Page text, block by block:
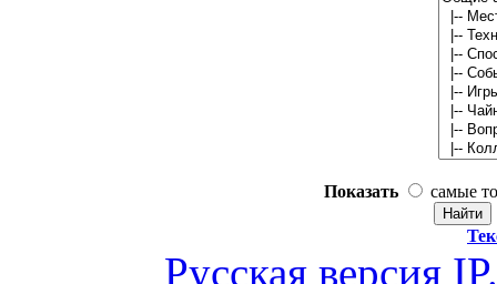
Показать самые
Русская версия